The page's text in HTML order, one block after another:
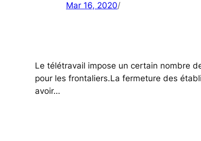
Mar 16, 2020/
Le télétravail impose un certain nombre
pour les frontaliers.La fermeture des
avoir…